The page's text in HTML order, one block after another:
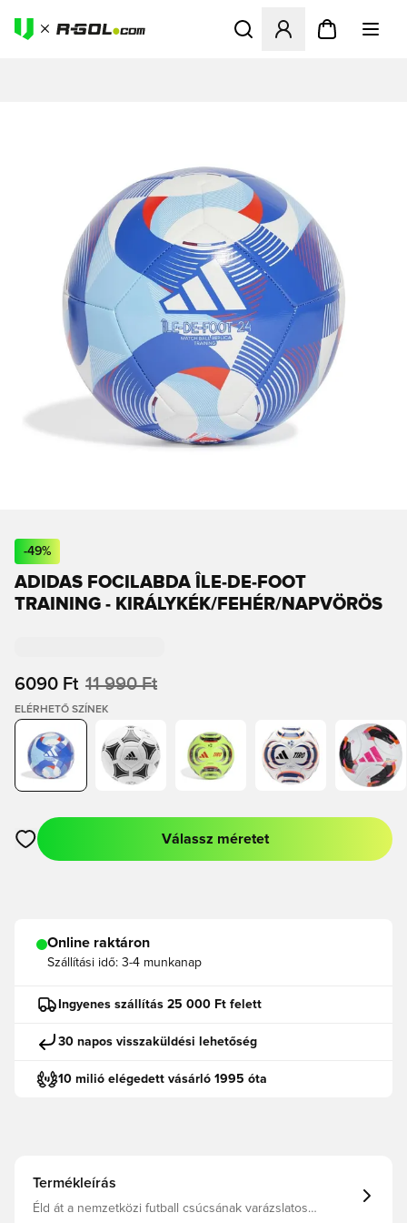
Megnyit egy modált a
-49%
ADIDAS FOCILABDA ÎLE-DE-FOOT
TRAINING - KIRÁLYKÉK/FEHÉR/NAPVÖRÖS
6090 Ft 11 990 Ft
ELÉRHETŐ SZÍNEK
Megnyit egy modált a bejelentkezéshez vagy a tagként való
Válassz méretet
Online raktáron
Szállítási idő: 3-4 munkanap
Ingyenes szállítás 25 000 Ft felett
30 napos visszaküldési lehetőség
10 milió elégedett vásárló 1995 óta
Termékleírás
Éld át a nemzetközi futball csúcsának varázslatos